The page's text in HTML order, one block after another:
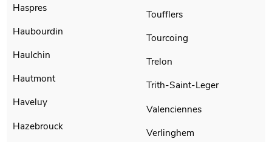
Haspres
Haubourdin
Haulchin
Hautmont
Haveluy
Hazebrouck
Toufflers
Tourcoing
Trelon
Trith-Saint-Leger
Valenciennes
Verlinghem